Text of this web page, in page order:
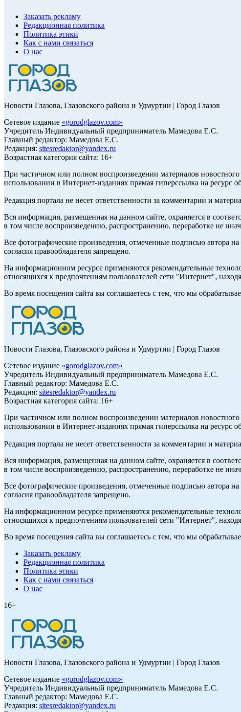
Заказать рекламу
Редакционная политика
Политика этики
Как с нами связаться
О нас
Новости Глазова, Глазовского района и Удмуртии | Город Глазов
Сетевое издание «gorodglazov.com»
Учредитель Индивидуальный предприниматель Мамедова Е.С.
Главный редактор: Мамедова Е.С.
Редакция: sitesredaktor@yandex.ru
Возрастная категория сайта: 16+
При частичном или полном воспроизведении материалов новостного
использовании в Интернет-изданиях прямая гиперссылка на ресурс
Редакция портала не несет ответственности за комментарии и
Вся информация, размещенная на данном сайте, охраняется в
в том числе воспроизведению, распространению, переработке не
Все фотографические произведения, отмеченные подписью автора на
согласия правообладателя запрещено.
На информационном ресурсе применяются рекомендательные
относящихся к предпочтениям пользователей сети "Интернет",
Во время посещения сайта вы соглашаетесь с тем, что мы
Новости Глазова, Глазовского района и Удмуртии | Город Глазов
Сетевое издание «gorodglazov.com»
Учредитель Индивидуальный предприниматель Мамедова Е.С.
Главный редактор: Мамедова Е.С.
Редакция: sitesredaktor@yandex.ru
Возрастная категория сайта: 16+
При частичном или полном воспроизведении материалов новостного
использовании в Интернет-изданиях прямая гиперссылка на ресурс
Редакция портала не несет ответственности за комментарии и
Вся информация, размещенная на данном сайте, охраняется в
в том числе воспроизведению, распространению, переработке не
Все фотографические произведения, отмеченные подписью автора на
согласия правообладателя запрещено.
На информационном ресурсе применяются рекомендательные
относящихся к предпочтениям пользователей сети "Интернет",
Во время посещения сайта вы соглашаетесь с тем, что мы
Заказать рекламу
Редакционная политика
Политика этики
Как с нами связаться
О нас
16+
Новости Глазова, Глазовского района и Удмуртии | Город Глазов
Сетевое издание «gorodglazov.com»
Учредитель Индивидуальный предприниматель Мамедова Е.С.
Главный редактор: Мамедова Е.С.
Редакция: sitesredaktor@yandex.ru